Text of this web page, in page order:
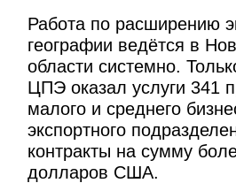
Работа по расширению
географии ведётся в
области системно.
ЦПЭ оказал услуги 341
малого и среднего
экспортного
контракты на сумму
долларов США.